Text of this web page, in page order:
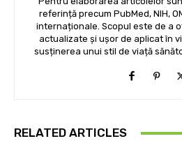
referință precum PubMed, NIH,
internaționale. Scopul este de a
actualizate și ușor de aplicat în
susținerea unui stil de viață
RELATED ARTICLES